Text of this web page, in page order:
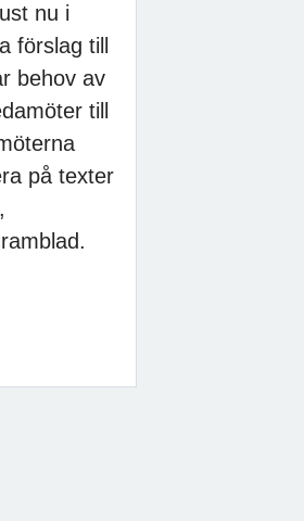
nu i
förslag till
behov av
till
på texter